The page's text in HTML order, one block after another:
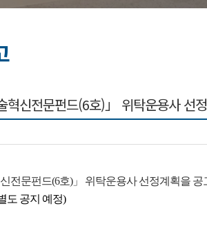
혁신전문펀드(6호)」 위탁운용사 선
신전문펀드(6호)」
위탁운용사 선정계획을 공
도 공지 예정)